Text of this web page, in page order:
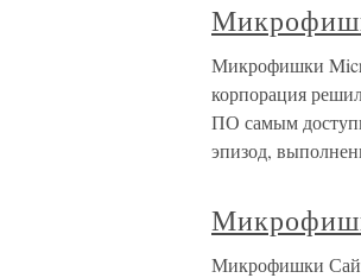
Микрофишки
корпорация
ПО самым
эпизод,
Микрофишки